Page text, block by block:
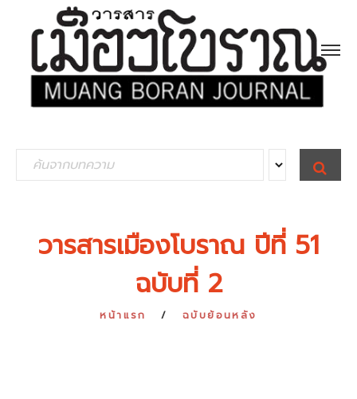
e
S
E
A
วารสารเมืองโบราณ ปีที่ 51
ฉบับที่ 2
หน้าแรก ฉบับย้อนหลัง